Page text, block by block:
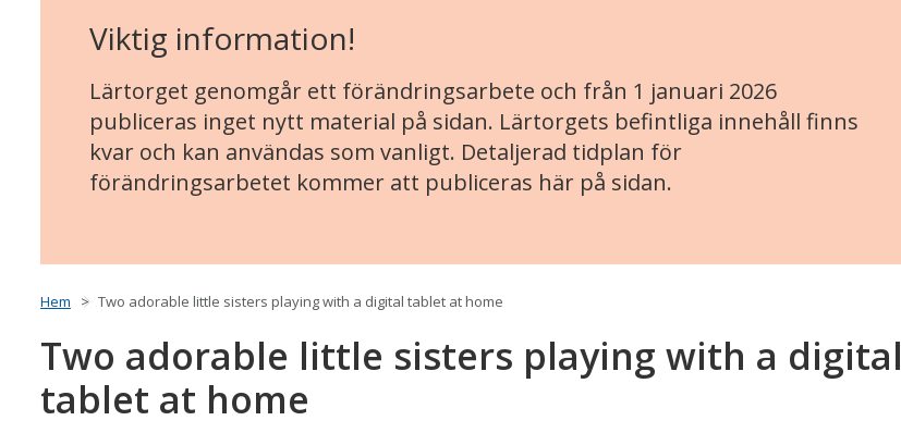
Viktig information!
Lärtorget genomgår ett förändringsarbete och från 1 januari 2026
publiceras inget nytt material på sidan. Lärtorgets befintliga innehåll finns
kvar och kan användas som vanligt. Detaljerad tidplan för
förändringsarbetet kommer att publiceras här på sidan.
Hem Two adorable little sisters playing with a digital tablet at home
Two adorable little sisters playing with a digital
tablet at home